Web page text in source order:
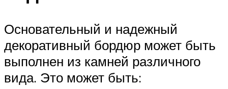
Основательный и надежный
декоративный бордюр может быть
выполнен из камней различного
вида. Это может быть: